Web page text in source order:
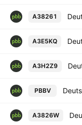
A38261
A3E5KQ
A3H2Z9
PBBV
A3826W